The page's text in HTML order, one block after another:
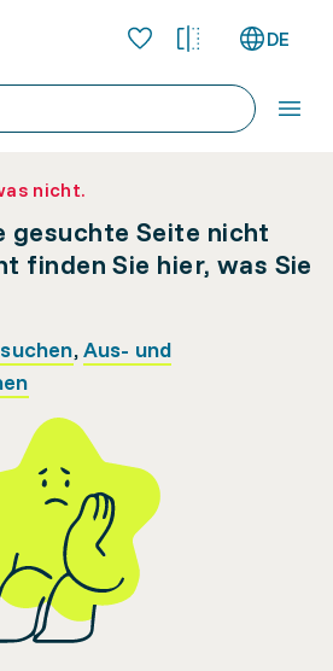
DE
nicht.
gesuchte Seite nicht
finden Sie hier, was Sie
,Aus- und